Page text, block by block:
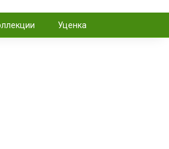
Уценка